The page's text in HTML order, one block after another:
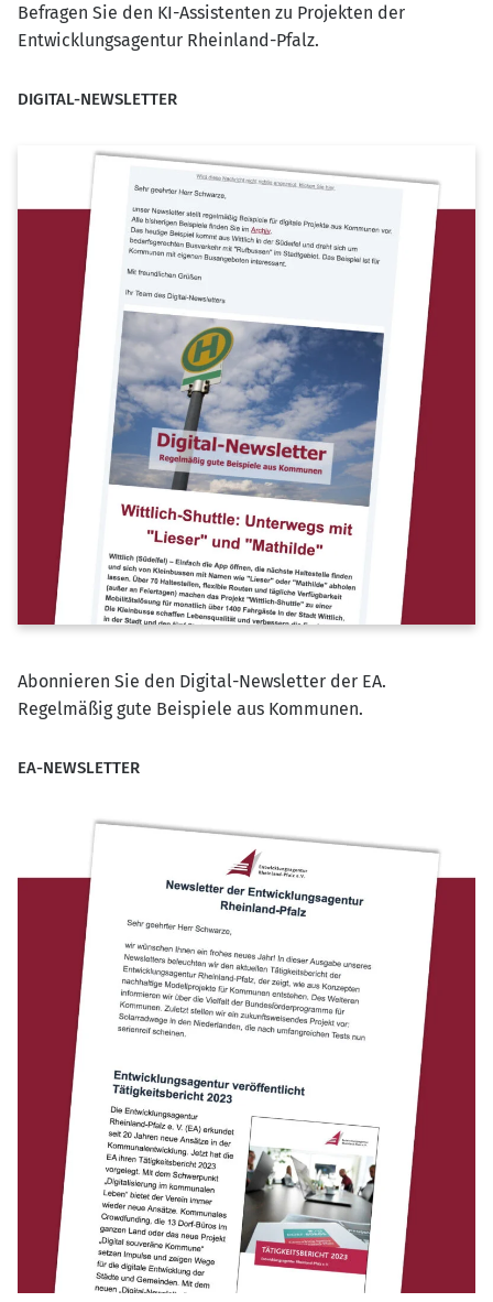
Befragen Sie den KI-Assistenten zu Projekten der
Entwicklungsagentur Rheinland-Pfalz.
DIGITAL-NEWSLETTER
Abonnieren Sie den Digital-Newsletter der EA.
Regelmäßig gute Beispiele aus Kommunen.
EA-NEWSLETTER